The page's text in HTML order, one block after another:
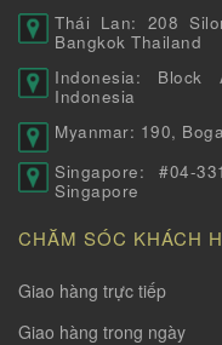
Thái Lan: 208
Bangkok Thailand
Indonesia:
Indonesia
Myanmar: 190,
Singapore: #04-
Singapore
CHĂM SÓC KHÁCH
Giao hàng trực tiếp
Giao hàng trong ngày